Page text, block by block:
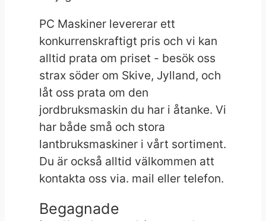
PC Maskiner levererar ett
konkurrenskraftigt pris och vi kan
alltid prata om priset - besök oss
strax söder om Skive, Jylland, och
låt oss prata om den
jordbruksmaskin du har i åtanke. Vi
har både små och stora
lantbruksmaskiner i vårt sortiment.
Du är också alltid välkommen att
kontakta oss via. mail eller telefon.
Begagnade